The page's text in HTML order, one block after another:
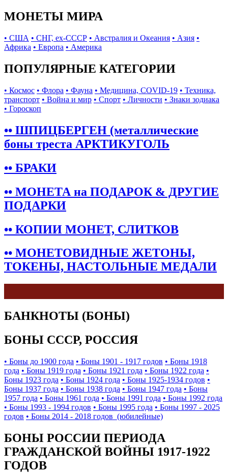
МОНЕТЫ МИРА
• США • СНГ, ex-СССР • Австралия и Океания • Азия •
Африка • Европа • Америка
ПОПУЛЯРНЫЕ КАТЕГОРИИ
• Космос • Флора • Фауна • Медицина, COVID-19 • Техника,
транспорт • Война и мир • Спорт • Личности • Знаки зодиака
• Гороскоп
•• ШПИЦБЕРГЕН (металлические
боны треста АРКТИКУГОЛЬ
•• БРАКИ
•• МОНЕТА на ПОДАРОК & ДРУГИЕ
ПОДАРКИ
•• КОПИИ МОНЕТ, СЛИТКОВ
•• МОНЕТОВИДНЫЕ ЖЕТОНЫ,
ТОКЕНЫ, НАСТОЛЬНЫЕ МЕДАЛИ
БАНКНОТЫ (БОНЫ)
БОНЫ СССР, РОССИЯ
• Боны до 1900 года • Боны 1901 - 1917 годов • Боны 1918
года • Боны 1919 года • Боны 1921 года • Боны 1922 года •
Боны 1923 года • Боны 1924 года • Боны 1925-1934 годов •
Боны 1937 года • Боны 1938 года • Боны 1947 года • Боны
1957 года • Боны 1961 года • Боны 1991 года • Боны 1992 года
• Боны 1993 - 1994 годов • Боны 1995 года • Боны 1997 - 2025
годов • Боны 2014 - 2018 годов (юбилейные)
БОНЫ РОССИИ ПЕРИОДА
ГРАЖДАНСКОЙ ВОЙНЫ 1917-1922
ГОДОВ